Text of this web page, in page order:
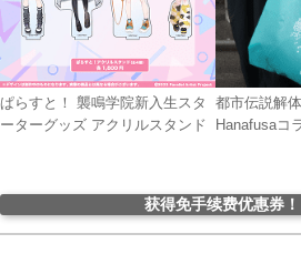
ぱらすと！ 襲鳴学院新入生スタ
ーターグッズ アクリルスタンド
都市伝説解
Hanafusaコ
获得免手续费优惠券！